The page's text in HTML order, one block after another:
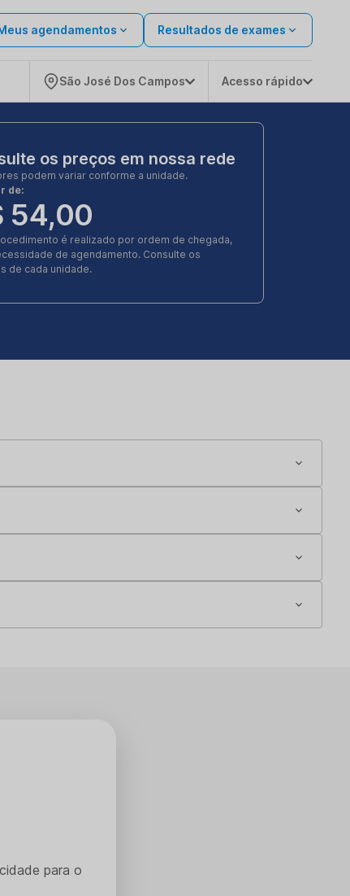
agendamentos Resultados de exames
São José Dos Campos Acesso rápido
os preços em nossa rede
podem variar conforme a unidade.
de:
54,00
é realizado por ordem de chegada,
de agendamento. Consulte os
de cada unidade.
para o